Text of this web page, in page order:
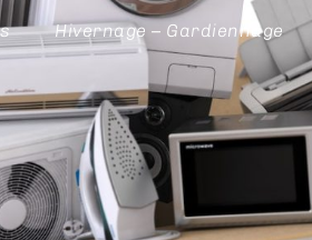
Hivernage – Gardiennage